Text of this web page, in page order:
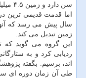
سن دارد و زمین ۴.۵ میلیارد سال قبل شكل گرفته است.
سال پیش می رسد كه
زمین تبدیل می كند.
این گروه می گوید كه
اند، برسیم. بگفته
طی آن زمان دوره ای